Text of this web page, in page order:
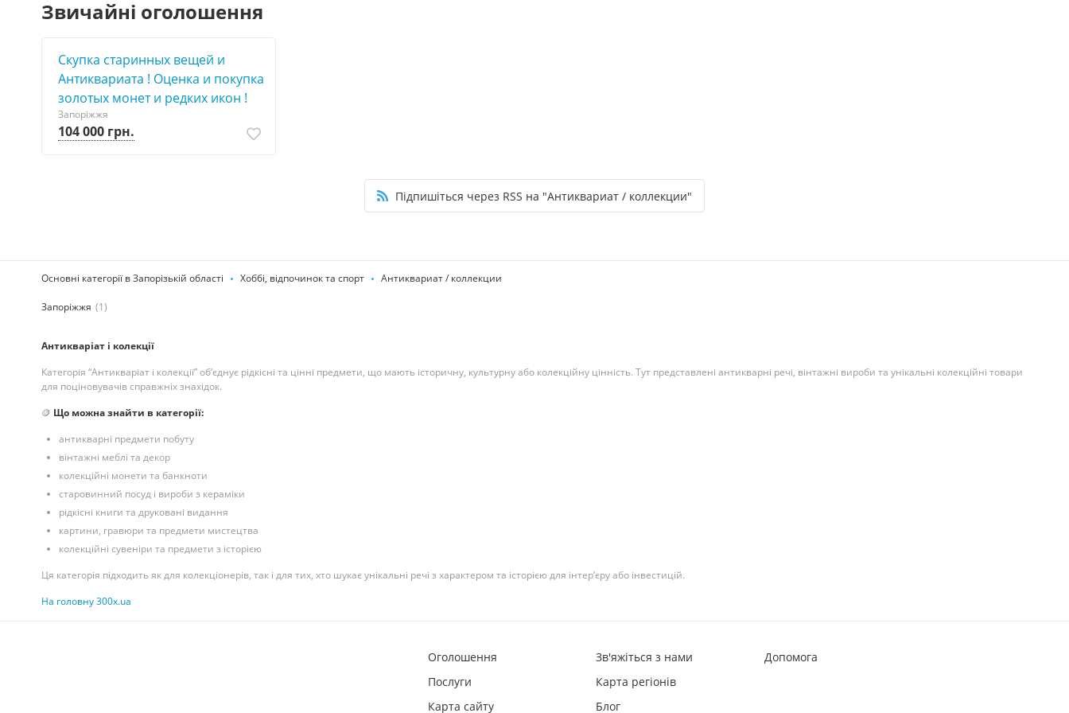
Звичайні оголошення
Скупка старинных вещей и
Антиквариата ! Оценка и покупка
золотых монет и редких икон !
Запоріжжя
104 000 грн.
Підпишіться через RSS на "Антиквариат / коллекции"
Основні категорії в Запорізькій області Хоббі, відпочинок та спорт Антиквариат / коллекции
Запоріжжя (1)
Антикваріат і колекції
Категорія “Антикваріат і колекції” об’єднує рідкісні та цінні предмети, що мають історичну, культурну або колекційну цінність. Тут представлені антикварні речі, вінтажні вироби та унікальні колекційні товари
для поціновувачів справжніх знахідок.
🪙 Що можна знайти в категорії:
антикварні предмети побуту
вінтажні меблі та декор
колекційні монети та банкноти
старовинний посуд і вироби з кераміки
рідкісні книги та друковані видання
картини, гравюри та предмети мистецтва
колекційні сувеніри та предмети з історією
Ця категорія підходить як для колекціонерів, так і для тих, хто шукає унікальні речі з характером та історією для інтер’єру або інвестицій.
На головну 300x.ua
Оголошення
Послуги
Карта сайту
Зв'яжіться з нами
Карта регіонів
Блог
Допомога